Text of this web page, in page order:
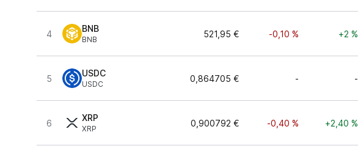
4
BNB
BNB
521,95 € -0,10 % +2 %
5
USDC
USDC
0,864705 € - -
6
XRP
XRP
0,900792 € -0,40 % +2,40 %